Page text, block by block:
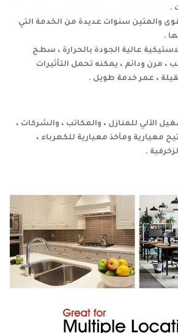
.
والمتين سنوات عديدة من الخدمة التي
.
عالية الجودة بالحرارة ، سطح
، مرن ودائم ، يمكنه تحمل التأثيرات
، عمر خدمة طويل .
الآلي للمنازل ، والمكاتب ، والشركات ،
معيارية ومآخذ معيارية للكهرباء ،
.